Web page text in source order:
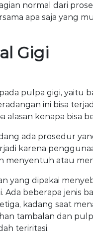
normal dari
apa saja yang
Gigi
pulpa gigi, yaitu
ini bisa
alasan kenapa bisa
ada prosedur
karena
menyentuh atau
yang dipakai
beberapa jenis
kadang saat
tambalan dan
teriritasi.